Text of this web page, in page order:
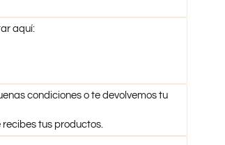
aquí:
condiciones o te devolvemos tu
tus productos.